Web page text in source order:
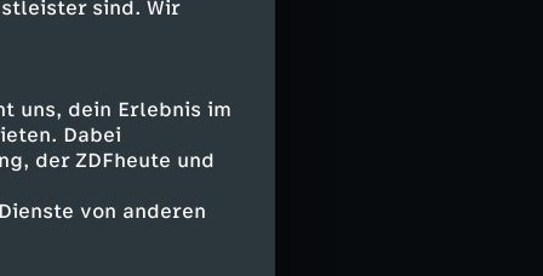
sind. Wir
uns, dein Erlebnis im
Dabei
der ZDFheute und
von anderen
In dem
vermissen
gemeinsam
Die
"Das